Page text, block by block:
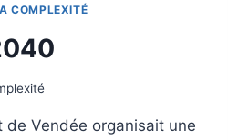
COMPLEXITÉ
de Vendée organisait une